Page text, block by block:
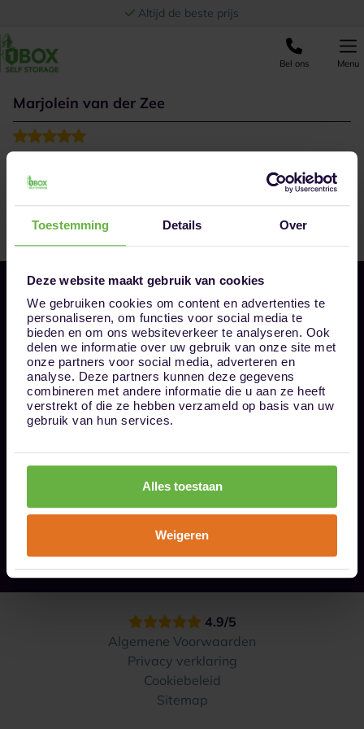
Toestemming Details Over
Deze website maakt gebruik van cookies
We gebruiken cookies om content en advertenties te
personaliseren, om functies voor social media te
bieden en om ons websiteverkeer te analyseren. Ook
delen we informatie over uw gebruik van onze site met
onze partners voor social media, adverteren en
analyse. Deze partners kunnen deze gegevens
combineren met andere informatie die u aan ze heeft
verstrekt of die ze hebben verzameld op basis van uw
gebruik van hun services.
Alles toestaan
Weigeren
Altijd de beste prijs
Bel ons Menu
Marjolein van der Zee
vriendelijk personeel. Wij waren er blij mee.
Bel ons op 085 - 0161611
info@1box.nl
Volg ons
Onze opslaglocaties
Hoe werkt het?
4.9/5
Algemene Voorwaarden
Privacy verklaring
Cookiebeleid
Sitemap